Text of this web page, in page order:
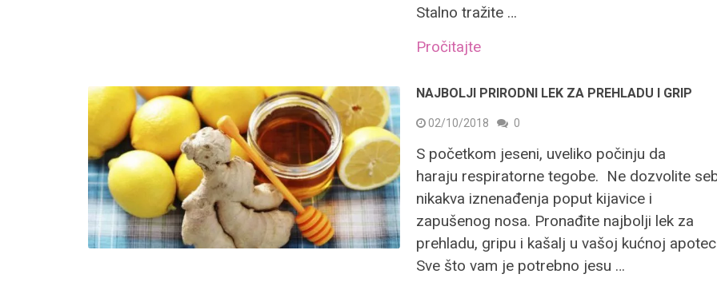
Stalno tražite …
Pročitajte
NAJBOLJI PRIRODNI LEK ZA PREHLADU I GRIP
02/10/2018 0
S početkom jeseni, uveliko počinju da
haraju respiratorne tegobe. Ne dozvolite
nikakva iznenađenja poput kijavice i
zapušenog nosa. Pronađite najbolji lek za
prehladu, gripu i kašalj u vašoj kućnoj
Sve što vam je potrebno jesu …